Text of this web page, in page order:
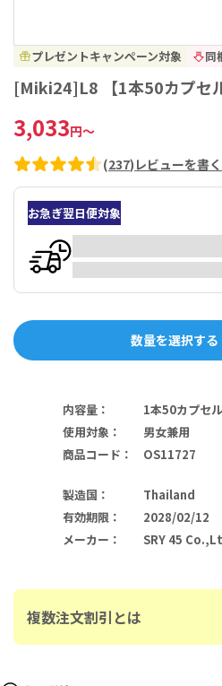
プレゼントキャンペーン対象 同
[Miki24]L8 【1本50カプセル
3,033円～
(237) レビューを書く
お急ぎ翌日便対象
数量を選択する
内容量 ：
1本50カプセル
使用対象 ：
男女兼用
商品コード ： OS11727
製造国 ：
Thailand
有効期限 ：
2028/02/12
メーカー ： SRY 45
複数注文割引とは